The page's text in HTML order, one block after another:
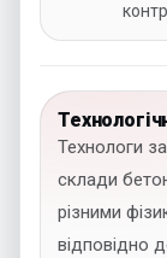
Технологи
склади
різними
відповідно